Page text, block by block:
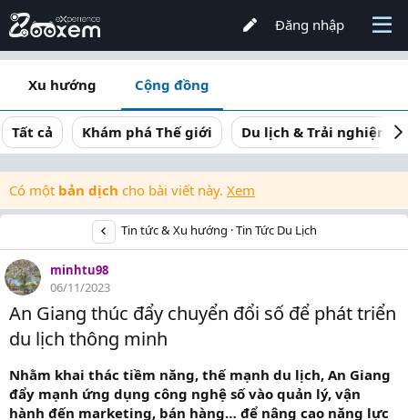
Đăng nhập
Xu hướng Cộng đồng
Tất cả Khám phá Thế giới Du lịch & Trải nghiệm
Có một bản dịch cho bài viết này. Xem
Tin tức & Xu hướng Tin Tức Du Lịch
minhtu98
06/11/2023
An Giang thúc đẩy chuyển đổi số để phát triển
du lịch thông minh
Nhằm khai thác tiềm năng, thế mạnh du lịch, An Giang
đẩy mạnh ứng dụng công nghệ số vào quản lý, vận
hành đến marketing, bán hàng… để nâng cao năng lực